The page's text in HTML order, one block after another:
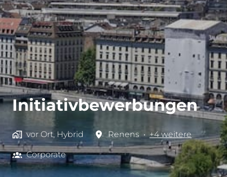
Initiativbewerbungen
vor Ort, Hybrid Renens • +4 weitere
Corporate